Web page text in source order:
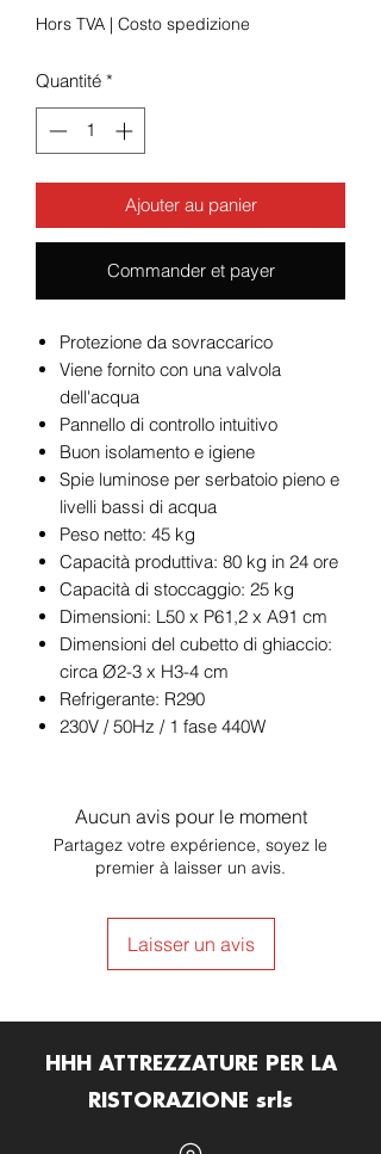
Hors TVA | Costo spedizione
Quantité *
Ajouter au panier
Commander et payer
Protezione da sovraccarico
Viene fornito con una valvola
dell'acqua
Pannello di controllo intuitivo
Buon isolamento e igiene
Spie luminose per serbatoio pieno e
livelli bassi di acqua
Peso netto: 45 kg
Capacità produttiva: 80 kg in 24 ore
Capacità di stoccaggio: 25 kg
Dimensioni: L50 x P61,2 x A91 cm
Dimensioni del cubetto di ghiaccio:
circa Ø2-3 x H3-4 cm
Refrigerante: R290
230V / 50Hz / 1 fase 440W
Aucun avis pour le moment
Partagez votre expérience, soyez le
premier à laisser un avis.
Laisser un avis
HHH ATTREZZATURE PER LA
RISTORAZIONE srls